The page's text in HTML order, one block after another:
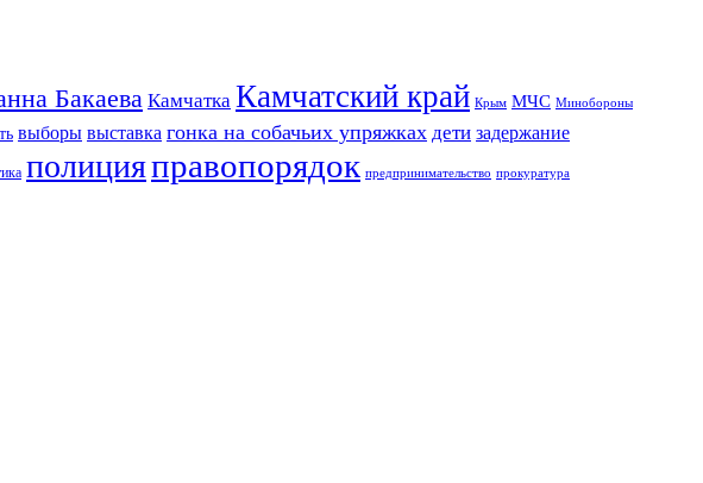
Бакаева Камчатка Камчатский край Крым МЧС Минобороны
выборы выставка гонка на собачьих упряжках дети задержание
полицияправопорядок предпринимательство прокуратура
КРАЯ.